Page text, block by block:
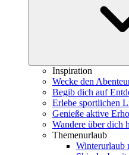
Inspiration
Wecke den
Begib dich auf
Erlebe sportlichen
Genieße aktive
Wandere über dich
Themenurlaub
Winterurlaub